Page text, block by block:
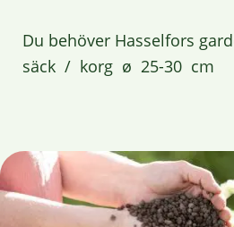
Du behöver Hasselfors
säck / korg ø 25-30 cm